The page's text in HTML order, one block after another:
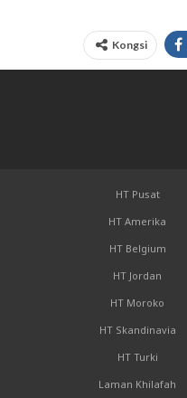
Kongsi
HT Pusat
HT Amerika
HT Belgium
HT Jordan
HT Moroko
HT Skandinavia
HT Turki
Laman Khilafah